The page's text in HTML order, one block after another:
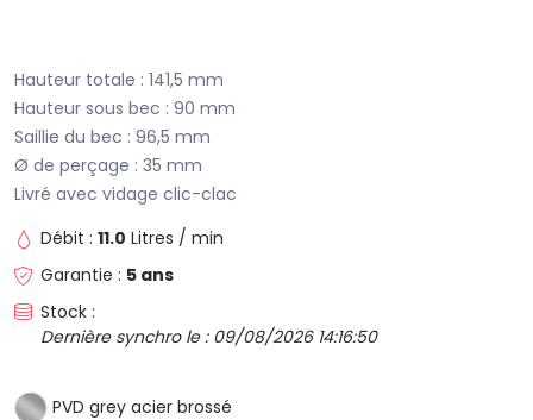
Hauteur totale : 141,5 mm
Hauteur sous bec : 90 mm
Saillie du bec : 96,5 mm
Ø de perçage : 35 mm
Livré avec vidage clic-clac
Débit : 11.0 Litres / min
Garantie : 5 ans
Stock :
Dernière synchro le : 09/08/2026 14:16:50
PVD grey acier brossé